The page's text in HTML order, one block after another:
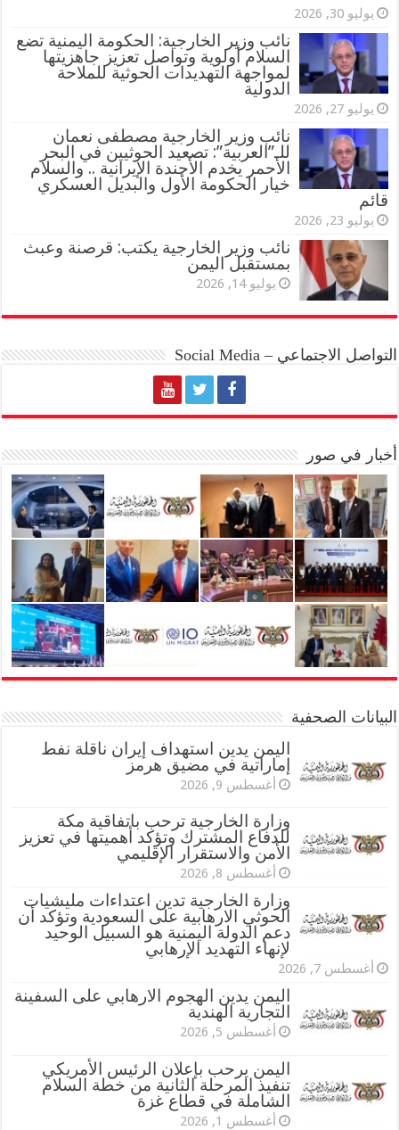
يوليو 30, 2026
نائب وزير الخارجية: الحكومة اليمنية تضع
السلام أولوية وتواصل تعزيز جاهزيتها
لمواجهة التهديدات الحوثية للملاحة
الدولية
يوليو 27, 2026
نائب وزير الخارجية مصطفى نعمان
للـ”العربية”: تصعيد الحوثيين في البحر
الأحمر يخدم الأجندة الإيرانية .. والسلام
خيار الحكومة الأول والبديل العسكري
قائم
يوليو 23, 2026
نائب وزير الخارجية يكتب: قرصنة وعبث
بمستقبل اليمن
يوليو 14, 2026
التواصل الاجتماعي – Social Media
أخبار في صور
البيانات الصحفية
اليمن يدين استهداف إيران ناقلة نفط
إماراتية في مضيق هرمز
أغسطس 9, 2026
وزارة الخارجية ترحب باتفاقية مكة
للدفاع المشترك وتؤكد أهميتها في تعزيز
الأمن والاستقرار الإقليمي
أغسطس 8, 2026
وزارة الخارجية تدين اعتداءات مليشيات
الحوثي الارهابية على السعودية وتؤكد أن
دعم الدولة اليمنية هو السبيل الوحيد
لإنهاء التهديد الإرهابي
أغسطس 7, 2026
اليمن يدين الهجوم الارهابي على السفينة
التجارية الهندية
أغسطس 5, 2026
اليمن يرحب بإعلان الرئيس الأمريكي
تنفيذ المرحلة الثانية من خطة السلام
الشاملة في قطاع غزة
أغسطس 1, 2026